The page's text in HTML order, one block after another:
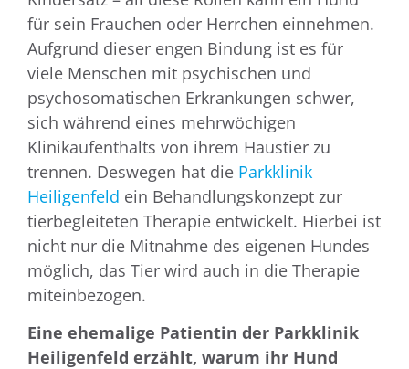
für sein Frauchen oder Herrchen einnehmen.
Aufgrund dieser engen Bindung ist es für
viele Menschen mit psychischen und
psychosomatischen Erkrankungen schwer,
sich während eines mehrwöchigen
Klinikaufenthalts von ihrem Haustier zu
trennen. Deswegen hat die Parkklinik
Heiligenfeld ein Behandlungskonzept zur
tierbegleiteten Therapie entwickelt. Hierbei ist
nicht nur die Mitnahme des eigenen Hundes
möglich, das Tier wird auch in die Therapie
miteinbezogen.
Eine ehemalige Patientin der Parkklinik
Heiligenfeld erzählt, warum ihr Hund